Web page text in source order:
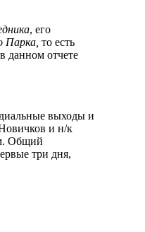
, его
Парка, то есть
данном отчете
выходы и
и н/к
Общий
три дня,